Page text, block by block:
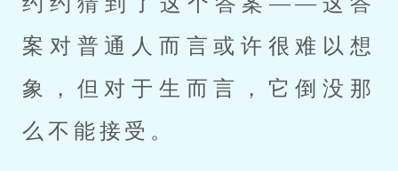
案对普通人而言或许很难以想
象，但对于生而言，它倒没那
么不能接受。